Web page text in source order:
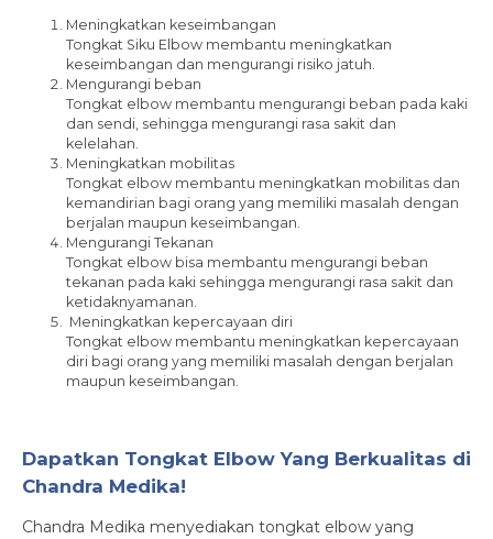
Meningkatkan keseimbangan
Tongkat Siku Elbow membantu meningkatkan
keseimbangan dan mengurangi risiko jatuh.
Mengurangi beban
Tongkat elbow membantu mengurangi beban pada kaki
dan sendi, sehingga mengurangi rasa sakit dan
kelelahan.
Meningkatkan mobilitas
Tongkat elbow membantu meningkatkan mobilitas dan
kemandirian bagi orang yang memiliki masalah dengan
berjalan maupun keseimbangan.
Mengurangi Tekanan
Tongkat elbow bisa membantu mengurangi beban
tekanan pada kaki sehingga mengurangi rasa sakit dan
ketidaknyamanan.
Meningkatkan kepercayaan diri
Tongkat elbow membantu meningkatkan kepercayaan
diri bagi orang yang memiliki masalah dengan berjalan
maupun keseimbangan.
Dapatkan Tongkat Elbow Yang Berkualitas di
Chandra Medika!
Chandra Medika menyediakan tongkat elbow yang